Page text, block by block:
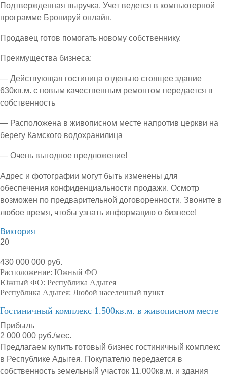
Подтвержденная выручка. Учет ведется в компьютерной
программе Бронируй онлайн.
Продавец готов помогать новому собственнику.
Преимущества бизнеса:
— Действующая гостиница отдельно стоящее здание
630кв.м. с новым качественным ремонтом передается в
собственность
— Расположена в живописном месте напротив церкви на
берегу Камского водохранилица
— Очень выгодное предложение!
Адрес и фотографии могут быть изменены для
обеспечения конфиденциальности продажи. Осмотр
возможен по предварительной договоренности. Звоните в
любое время, чтобы узнать информацию о бизнесе!
Виктория
20
430 000 000 руб.
Расположение: Южный ФО
Южный ФО: Республика Адыгея
Республика Адыгея: Любой населенный пункт
Гостиничный комплекс 1.500кв.м. в живописном месте
Прибыль
2 000 000 руб./мес.
Предлагаем купить готовый бизнес гостиничный комплекс
в Республике Адыгея. Покупателю передается в
собственность земельный участок 11.000кв.м. и здания